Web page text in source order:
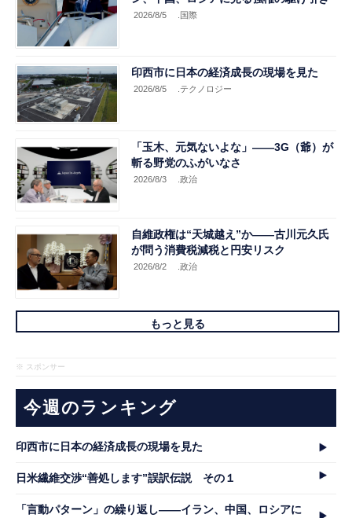
2026/8/5 .国際
印西市に日本の経済成長の現場を見た
2026/8/5 .テクノロジー
「玉木、元気ないよな」――3G（爺）が
斬る野党のふがいなさ
2026/8/3 .政治
自維政権は“天城越え”か――古川元久氏
が問う消費税減税と円安リスク
2026/8/2 .政治
もっと見る
※ スポンサー
今週のランキング
印西市に日本の経済成長の現場を見た
日米繊維交渉“善処します”誤訳伝説 その１
「言動パターン」の繰り返し――イラン、中国、ロシアに